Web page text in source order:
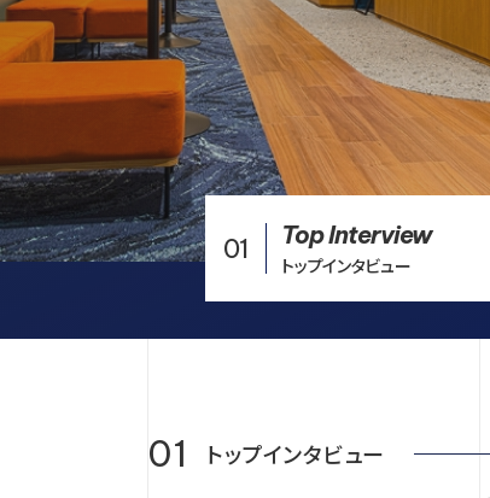
01 Top Interview
トップインタビュー
01 トップインタビュー